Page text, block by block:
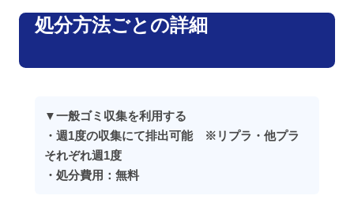
処分方法ごとの詳細
▼一般ゴミ収集を利用する
・週1度の収集にて排出可能 ※リプラ・他プラ
それぞれ週1度
・処分費用：無料